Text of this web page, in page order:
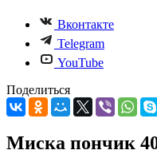
Вконтакте
Telegram
YouTube
Поделиться
Миска пончик